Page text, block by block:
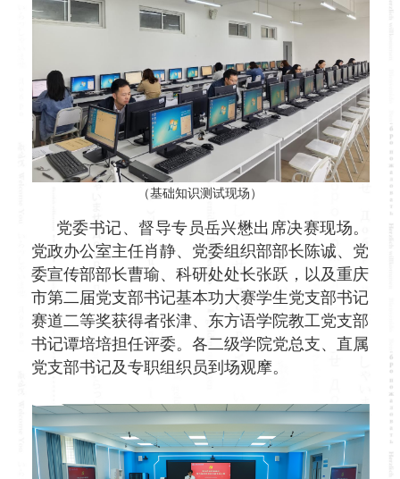
（基础知识测试现场）
党委书记、督导专员岳兴懋出席决赛现场。
党政办公室主任肖静、党委组织部部长陈诚、党
委宣传部部长曹瑜、科研处处长张跃，以及重庆
市第二届党支部书记基本功大赛学生党支部书记
赛道二等奖获得者张津、东方语学院教工党支部
书记谭培培担任评委。各二级学院党总支、直属
党支部书记及专职组织员到场观摩。